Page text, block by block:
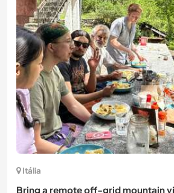
Itália
Bring a remote off-grid mountain